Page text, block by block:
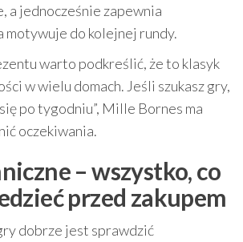
a jednocześnie zapewnia
motywuje do kolejnej rundy.
warto podkreślić, że to klasyk
w wielu domach. Jeśli szukasz gry,
po tygodniu”, Mille Bornes ma
oczekiwania.
– wszystko, co
przed zakupem
dobrze jest sprawdzić